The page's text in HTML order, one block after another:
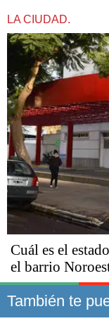
LA CIUDAD.
Cuál es el
el barrio
También te